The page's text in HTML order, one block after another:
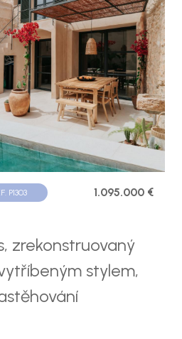
P1303 1.095.000 €
zrekonstruovaný
stylem,